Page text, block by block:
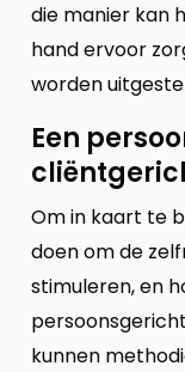
die manier kan
hand ervoor
worden
Een
Om in kaart te
doen om de
stimuleren, en
kunnen